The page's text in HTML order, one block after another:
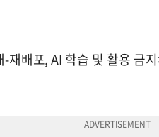
재배포, AI 학습 및 활용 금